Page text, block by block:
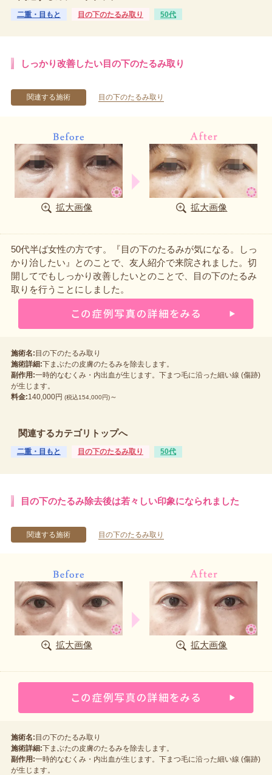
二重・目もと 目の下のたるみ取り 50代
しっかり改善したい目の下のたるみ取り
関連する施術 目の下のたるみ取り
拡大画像 拡大画像
50代半ば女性の方です。『目の下のたるみが気になる。しっ
かり治したい』とのことで、友人紹介で来院されました。切
開してでもしっかり改善したいとのことで、目の下のたるみ
取りを行うことにしました。
施術名: 目の下のたるみ取り
施術詳細:下まぶたの皮膚のたるみを除去します。
副作用:一時的なむくみ・内出血が生じます。下まつ毛に沿った細い線 (傷跡)
が生じます。
料金:140,000円 (税込154,000円)～
関連するカテゴリトップへ
二重・目もと 目の下のたるみ取り 50代
目の下のたるみ除去後は若々しい印象になられました
関連する施術 目の下のたるみ取り
拡大画像 拡大画像
施術名: 目の下のたるみ取り
施術詳細:下まぶたの皮膚のたるみを除去します。
副作用:一時的なむくみ・内出血が生じます。下まつ毛に沿った細い線 (傷跡)
が生じます。